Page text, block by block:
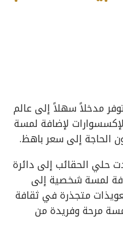
مدخلاً سهلاً إلى عالم
لإضافة لمسة
الحاجة إلى سعر باهظ.
حلي الحقائب إلى دائرة
لمسة شخصية إلى
متجذرة في ثقافة
مرحة وفريدة من